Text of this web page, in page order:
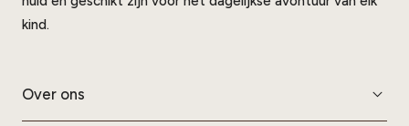
kind.
Over ons